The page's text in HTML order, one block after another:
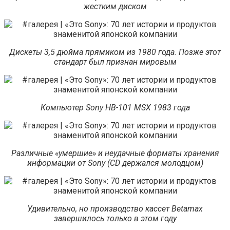
жестким диском
Дискеты 3,5 дюйма прямиком из 1980 года. Позже этот
стандарт был признан мировым
Компьютер Sony HB-101 MSX 1983 года
Различные «умершие» и неудачные форматы хранения
информации от Sony (CD держался молодцом)
Удивительно, но производство кассет Betamax
завершилось только в этом году